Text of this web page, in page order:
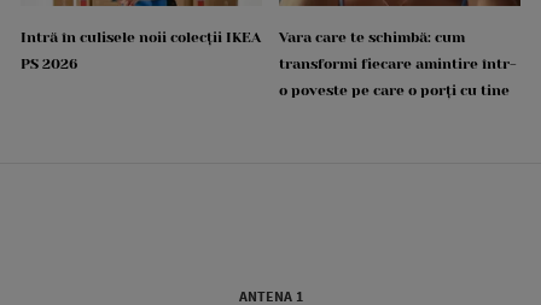
Intră în culisele noii colecții IKEA
PS 2026
Vara care te schimbă: cum
transformi fiecare amintire într-
o poveste pe care o porți cu tine
ANTENA 1